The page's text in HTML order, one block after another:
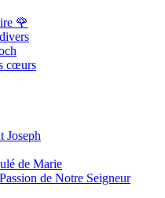
🌹
cœurs
Joseph
de Marie
de Notre Seigneur